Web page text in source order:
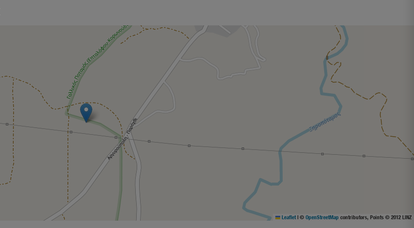
Leaflet | © OpenStreetMap contributors, Points © 2012 LINZ